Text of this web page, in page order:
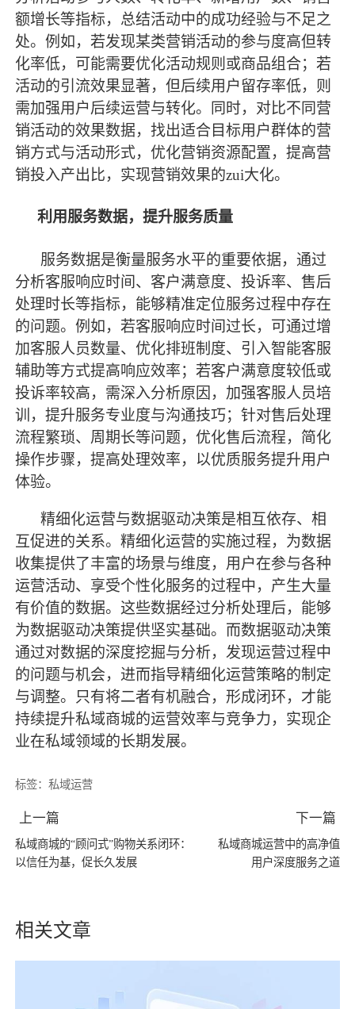
额增长等指标，总结活动中的成功经验与不足之
处。例如，若发现某类营销活动的参与度高但转
化率低，可能需要优化活动规则或商品组合；若
活动的引流效果显著，但后续用户留存率低，则
需加强用户后续运营与转化。同时，对比不同营
销活动的效果数据，找出适合目标用户群体的营
销方式与活动形式，优化营销资源配置，提高营
销投入产出比，实现营销效果的zui大化。
利用服务数据，提升服务质量
服务数据是衡量服务水平的重要依据，通过
分析客服响应时间、客户满意度、投诉率、售后
处理时长等指标，能够精准定位服务过程中存在
的问题。例如，若客服响应时间过长，可通过增
加客服人员数量、优化排班制度、引入智能客服
辅助等方式提高响应效率；若客户满意度较低或
投诉率较高，需深入分析原因，加强客服人员培
训，提升服务专业度与沟通技巧；针对售后处理
流程繁琐、周期长等问题，优化售后流程，简化
操作步骤，提高处理效率，以优质服务提升用户
体验。
精细化运营与数据驱动决策是相互依存、相
互促进的关系。精细化运营的实施过程，为数据
收集提供了丰富的场景与维度，用户在参与各种
运营活动、享受个性化服务的过程中，产生大量
有价值的数据。这些数据经过分析处理后，能够
为数据驱动决策提供坚实基础。而数据驱动决策
通过对数据的深度挖掘与分析，发现运营过程中
的问题与机会，进而指导精细化运营策略的制定
与调整。只有将二者有机融合，形成闭环，才能
持续提升私域商城的运营效率与竞争力，实现企
业在私域领域的长期发展。
标签：私域运营
上一篇
私域商城的“顾问式”购物关系闭环：
以信任为基，促长久发展
下一篇
私域商城运营中的高净值
用户深度服务之道
相关文章